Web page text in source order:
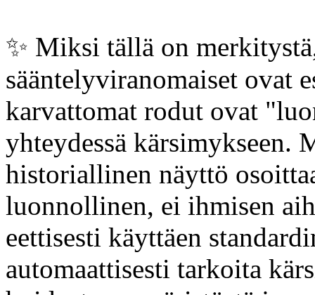
✨️ Miksi tällä on
sääntelyviranomaiset ovat
karvattomat rodut ovat
yhteydessä kärsimykseen.
historiallinen näyttö
luonnollinen, ei ihmisen
eettisesti käyttäen
automaattisesti tarkoita